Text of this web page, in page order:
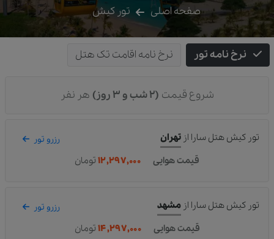
صفحه اصلی تور کیش
نرخ نامه تور نرخ نامه اقامت تک هتل
شروع قیمت (2 شب و 3 روز) هر نفر
تور کیش هتل سارا از تهران رزرو تور
قیمت هوایی ۱۲,۲۹۷,۰۰۰ تومان
تور کیش هتل سارا از مشهد رزرو تور
قیمت هوایی ۱۴,۲۹۷,۰۰۰ تومان